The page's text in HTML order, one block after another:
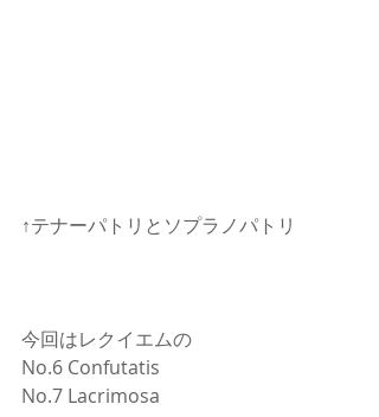
↑テナーパトリとソプラノパトリ
今回はレクイエムの
No.6 Confutatis
No.7 Lacrimosa